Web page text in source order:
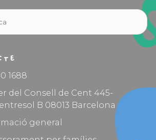
1688
del Consell de Cent 445-
B 08013 Barcelona
general